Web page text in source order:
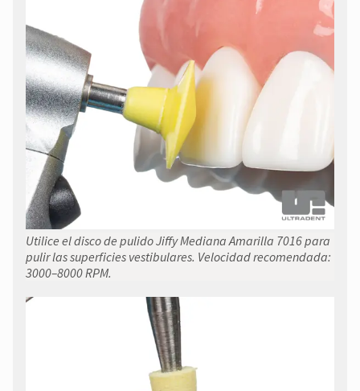
Utilice el disco de pulido Jiffy Mediana Amarilla 7016 para
pulir las superficies vestibulares. Velocidad recomendada:
3000–8000 RPM.